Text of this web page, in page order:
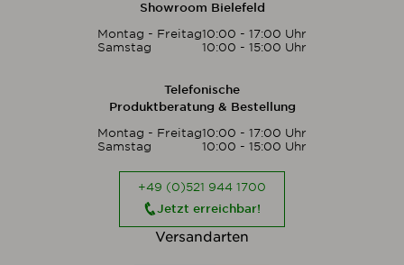
Showroom Bielefeld
Montag - Freitag10:00 - 17:00 Uhr
Samstag
10:00 - 15:00 Uhr
Telefonische
Produktberatung & Bestellung
Montag - Freitag10:00 - 17:00 Uhr
Samstag
10:00 - 15:00 Uhr
+49 (0)521 944 1700
Jetzt erreichbar!
Versandarten